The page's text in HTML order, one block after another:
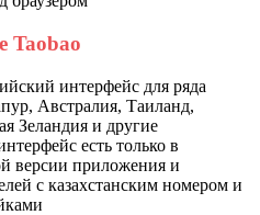
Taobao
интерфейс для ряда
Австралия, Таиланд,
Зеландия и другие
есть только в
версии приложения и
с казахстанским номером и